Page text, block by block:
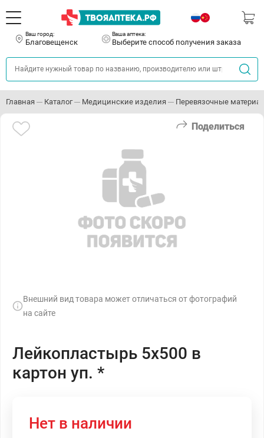
Ваш город:
Благовещенск
Ваша аптека:
Выберите способ получения заказа
Главная Каталог Медицинские изделия Перевязочные
Поделиться
Внешний вид товара может отличаться от фотографий
на сайте
Лейкопластырь 5х500 в
картон уп. *
Нет в наличии